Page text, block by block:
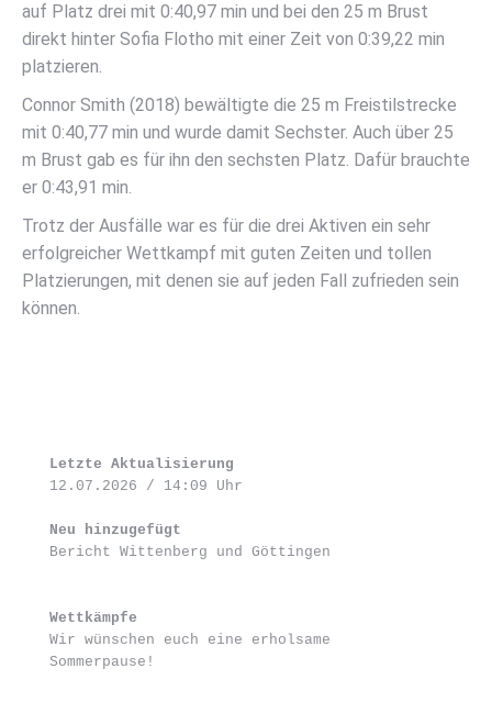
auf Platz drei mit 0:40,97 min und bei den 25 m Brust
direkt hinter Sofia Flotho mit einer Zeit von 0:39,22 min
platzieren.
Connor Smith (2018) bewältigte die 25 m Freistilstrecke
mit 0:40,77 min und wurde damit Sechster. Auch über 25
m Brust gab es für ihn den sechsten Platz. Dafür brauchte
er 0:43,91 min.
Trotz der Ausfälle war es für die drei Aktiven ein sehr
erfolgreicher Wettkampf mit guten Zeiten und tollen
Platzierungen, mit denen sie auf jeden Fall zufrieden sein
können.
Letzte Aktualisierung
12.07.2026 / 14:09 Uhr
Neu hinzugefügt
Bericht Wittenberg und Göttingen
Wettkämpfe
Wir wünschen euch eine erholsame
Sommerpause!